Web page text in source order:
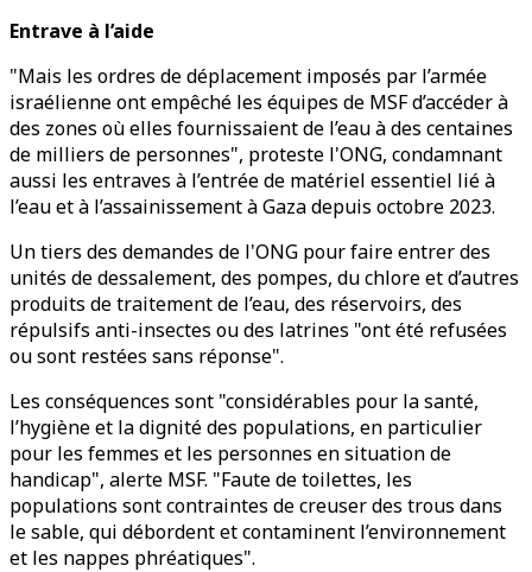
Entrave à l’aide
"Mais les ordres de déplacement imposés par l’armée
israélienne ont empêché les équipes de MSF d’accéder à
des zones où elles fournissaient de l’eau à des centaines
de milliers de personnes", proteste l'ONG, condamnant
aussi les entraves à l’entrée de matériel essentiel lié à
l’eau et à l’assainissement à Gaza depuis octobre 2023.
Un tiers des demandes de l'ONG pour faire entrer des
unités de dessalement, des pompes, du chlore et d’autres
produits de traitement de l’eau, des réservoirs, des
répulsifs anti-insectes ou des latrines "ont été refusées
ou sont restées sans réponse".
Les conséquences sont "considérables pour la santé,
l’hygiène et la dignité des populations, en particulier
pour les femmes et les personnes en situation de
handicap", alerte MSF. "Faute de toilettes, les
populations sont contraintes de creuser des trous dans
le sable, qui débordent et contaminent l’environnement
et les nappes phréatiques".